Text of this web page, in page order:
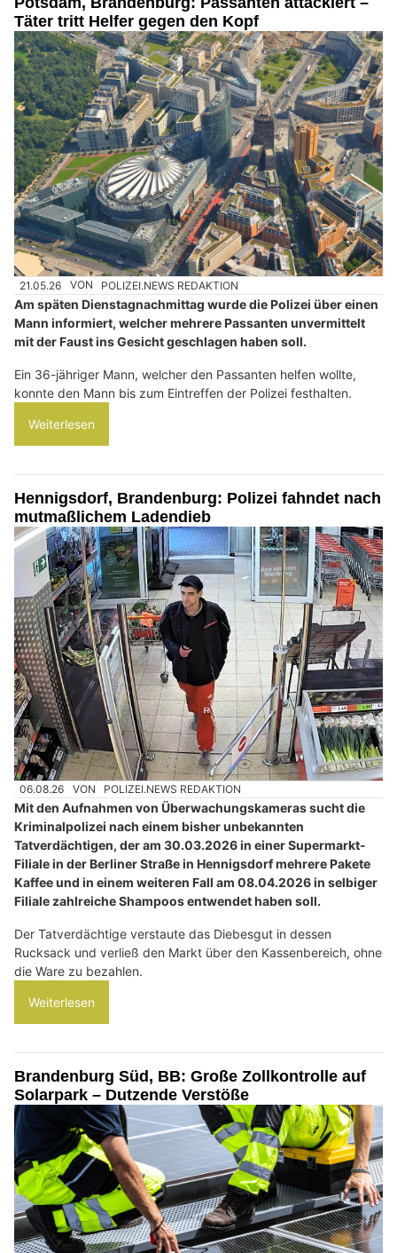
Täter tritt Helfer gegen den Kopf
21.05.26 VON POLIZEI.NEWS REDAKTION
Am späten Dienstagnachmittag wurde die Polizei über einen
Mann informiert, welcher mehrere Passanten unvermittelt
mit der Faust ins Gesicht geschlagen haben soll.
Ein 36-jähriger Mann, welcher den Passanten helfen wollte,
konnte den Mann bis zum Eintreffen der Polizei festhalten.
Weiterlesen
Hennigsdorf, Brandenburg: Polizei fahndet nach
mutmaßlichem Ladendieb
06.08.26 VON POLIZEI.NEWS REDAKTION
Mit den Aufnahmen von Überwachungskameras sucht die
Kriminalpolizei nach einem bisher unbekannten
Tatverdächtigen, der am 30.03.2026 in einer Supermarkt-
Filiale in der Berliner Straße in Hennigsdorf mehrere Pakete
Kaffee und in einem weiteren Fall am 08.04.2026 in selbiger
Filiale zahlreiche Shampoos entwendet haben soll.
Der Tatverdächtige verstaute das Diebesgut in dessen
Rucksack und verließ den Markt über den Kassenbereich, ohne
die Ware zu bezahlen.
Weiterlesen
Brandenburg Süd, BB: Große Zollkontrolle auf
Solarpark – Dutzende Verstöße